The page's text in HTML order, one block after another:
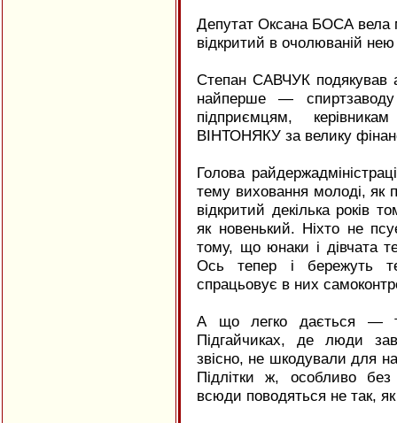
Депутат Оксана БОСА вела
відкритий в очолюваній нею
Степан САВЧУК подякував
найперше — спиртзаводу
підприємцям,
ВІНТОНЯКУ за велику
Голова
тему виховання молоді, як
відкритий декілька років
як новенький. Ніхто не
тому, що юнаки і дівчата
Ось тепер і бережуть
спрацьовує в них
А що легко дається —
Підгайчиках, де люди
звісно, не шкодували для
Підлітки ж, особливо без
всюди поводяться не так,